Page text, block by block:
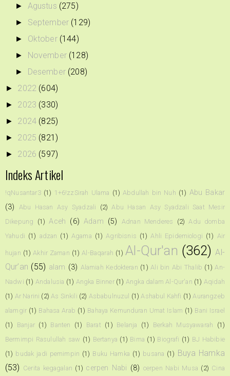
► Agustus (275)
► September (129)
► Oktober (144)
► November (128)
► Desember (208)
► 2022 (604)
► 2023 (330)
► 2024 (825)
► 2025 (821)
► 2026 (597)
Indeks Artikel
!qNusantar3 (1) 1+6!zzSirah Ulama (1) Abdullah bin Nuh (1) Abu Bakar
(3)
Abu Hasan Asy Syadzali (2) Abu Hasan Asy Syadzali Saat Mesir
Dikepung
(1) Aceh (6) Adam (5) Adnan Menderes (2) Adu domba
Yahudi (1) adzan (1) Agama (1) Agribisnis (1) Ahli Epidemiologi (1) Air
hujan (1) Akhir Zaman (1) Al-Baqarah (1) Al-Qur'an (362) Al-
Qur’an (55) alam (3) Alamiah Kedokteran (1) Ali bin Abi Thalib (1) An-
Nadwi (1) Andalusia (1) Angka Binner (1) Angka dalam Al-Qur'an (1) Aqidah
(1) Ar Narini (2) As Sinkili (2) Asbabulnuzul (1) Ashabul Kahfi (1) Aurangzeb
alamgir (1) Bahasa Arab (1) Bahaya Kemunduran Umat Islam (1) Bani Israel
(1)
Banjar (1) Banten (1) Barat (1) Belanja (1) Berkah Musyawarah
(1)
Bermimpi Rasulullah saw (1) Bertanya (1) Bima (1) Biografi (1) BJ Habibie
(1) budak jadi pemimpin (1) Buku Hamka (1) busana (1) Buya Hamka
(53) Cerita kegagalan (1) cerpen Nabi (8) cerpen Nabi Musa (2) Cina